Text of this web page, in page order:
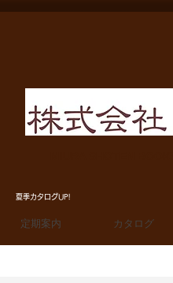
夏季カタログUP!
定期案内 カタログ